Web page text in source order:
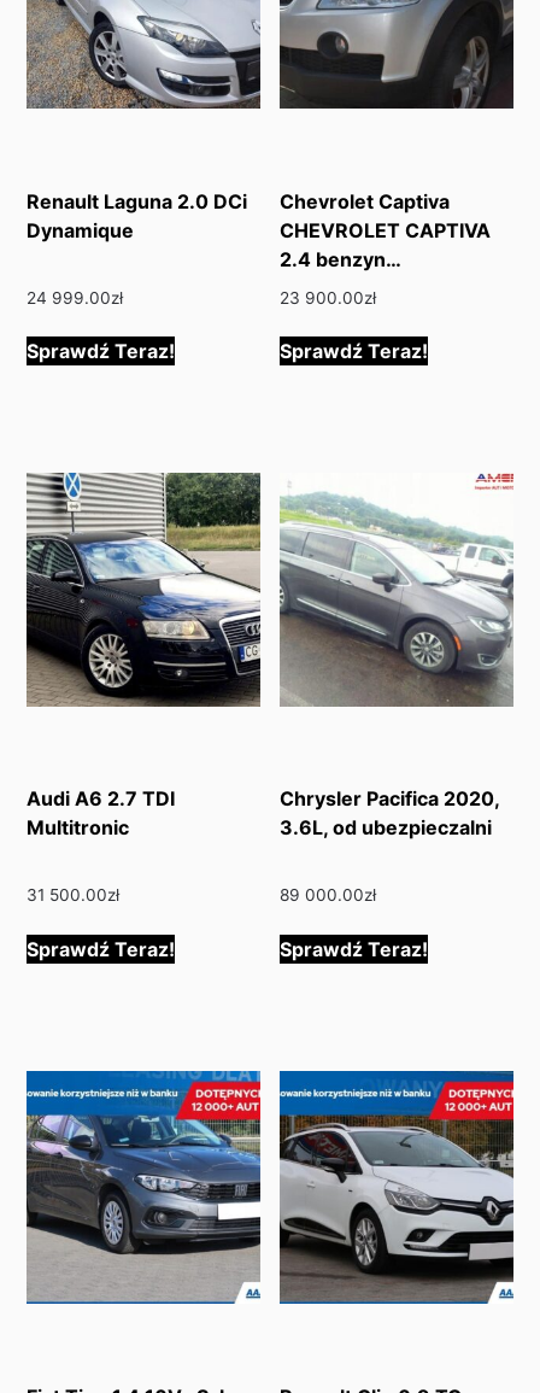
Renault Laguna 2.0 DCi
Dynamique
24 999.00zł
Sprawdź Teraz!
Chevrolet Captiva
CHEVROLET CAPTIVA
2.4 benzyn…
23 900.00zł
Sprawdź Teraz!
Audi A6 2.7 TDI
Multitronic
31 500.00zł
Sprawdź Teraz!
Chrysler Pacifica 2020,
3.6L, od ubezpieczalni
89 000.00zł
Sprawdź Teraz!